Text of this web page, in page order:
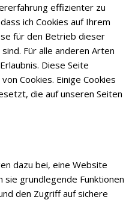
effizienter zu
ich Cookies auf Ihrem
für den Betrieb dieser
Für alle anderen Arten
Diese Seite
Cookies. Einige Cookies
die auf unseren Seiten
dazu bei, eine Website
sie grundlegende Funktionen
den Zugriff auf sichere